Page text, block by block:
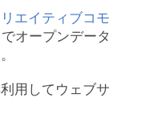
エイティブコモ
オープンデータ
用してウェブサ